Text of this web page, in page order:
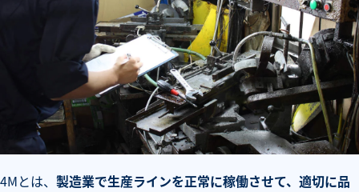
4Mとは、 製造業で生産ラインを正常に稼働させて、適切に品